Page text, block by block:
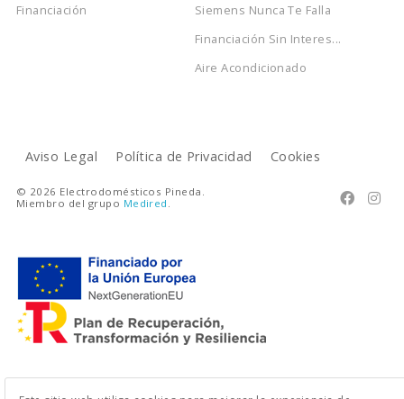
Financiación
Siemens Nunca Te Falla
Financiación Sin Interes...
Aire Acondicionado
Aviso Legal Política de Privacidad Cookies
 
© 2026 Electrodomésticos Pineda.
Miembro del grupo Medired